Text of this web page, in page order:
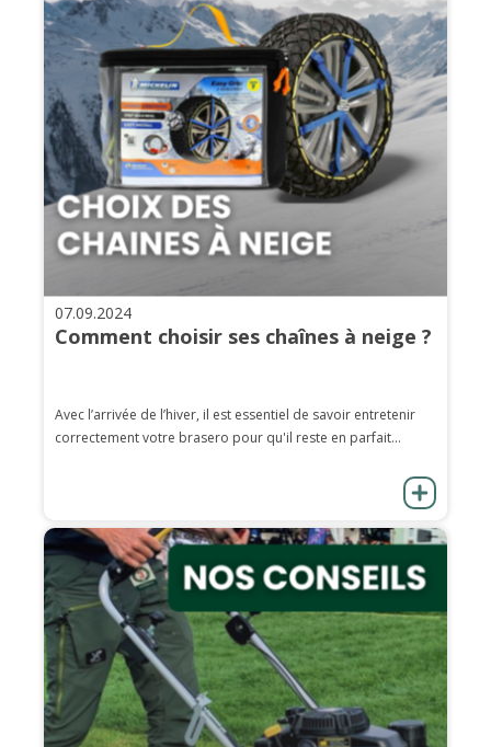
07.09.2024
Comment choisir ses chaînes à neige ?
Avec l’arrivée de l’hiver, il est essentiel de savoir entretenir
correctement votre brasero pour qu'il reste en parfait...